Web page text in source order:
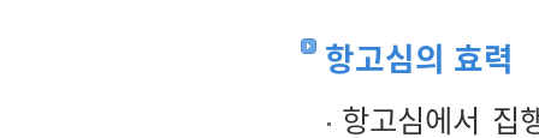
항고심의 효력
항고심에서 집